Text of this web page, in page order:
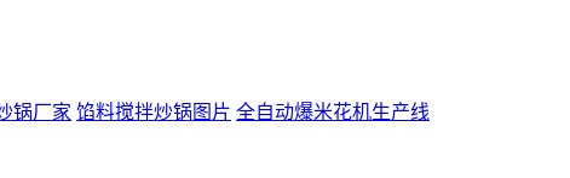
锅厂家 馅料搅拌炒锅图片 全自动爆米花机生产线